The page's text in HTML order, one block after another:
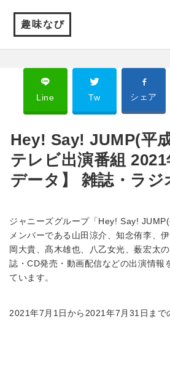
趣味なび
Line Tw シェア
Hey! Say! JUMP(平
テレビ出演番組
データ】 雑誌・ラジ
ジャニーズグループ「Hey! Say!
メンバーである山田涼介、知念侑李、
岡大貴、髙木雄也、八乙女光、薮宏太
誌・CD発売・動画配信などの出演情報
ています。
2021年7月1日から2021年7月31日まで